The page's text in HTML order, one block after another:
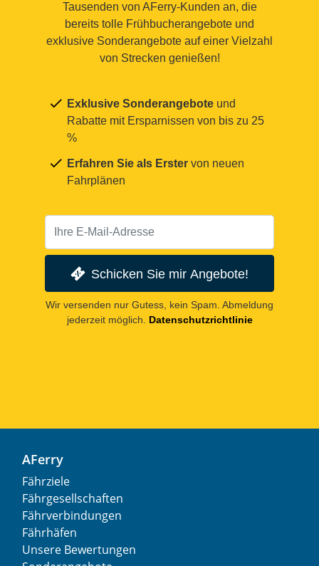
Tausenden von AFerry-Kunden an, die
bereits tolle Frühbucherangebote und
exklusive Sonderangebote auf einer Vielzahl
von Strecken genießen!
Exklusive Sonderangebote und
Rabatte mit Ersparnissen von bis zu 25
%
Erfahren Sie als Erster von neuen
Fahrplänen
Schicken Sie mir Angebote!
Wir versenden nur Gutess, kein Spam. Abmeldung
jederzeit möglich.
Datenschutzrichtlinie
AFerry
Fährziele
Fährgesellschaften
Fährverbindungen
Fährhäfen
Unsere Bewertungen